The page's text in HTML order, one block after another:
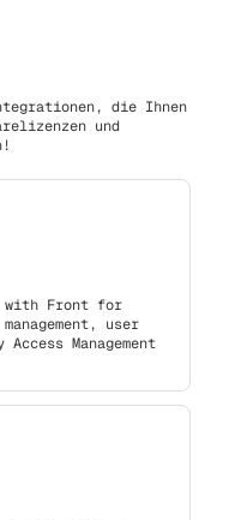
die Ihnen
und
with Front for
user
Management